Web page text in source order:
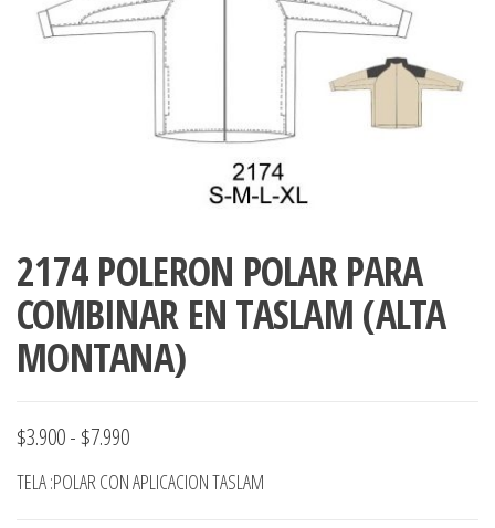
accumark ,
pdf , Moldes
Gerber ,
ropa,
Graduaciones,
Digitalización
Moldes en
2174 POLERON POLAR PARA
COMBINAR EN TASLAM (ALTA
MONTANA)
$3.900- $7.990Rango
de
TELA :POLAR CON APLICACION TASLAM